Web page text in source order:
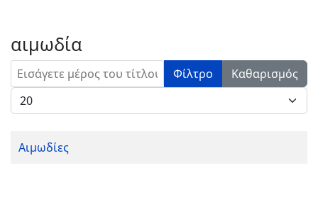
αιμωδία
Εισάγετε μέρος του τίτλου. Φίλτρο
Καθαρισμός
Εμφάνιση #
Αιμωδίες